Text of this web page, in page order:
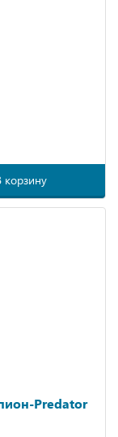
корзину
Predator